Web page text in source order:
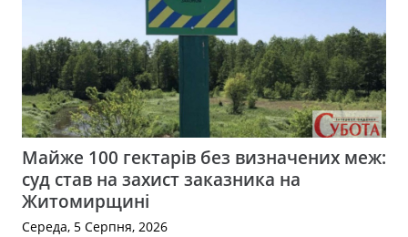
Майже 100 гектарів без визначених меж:
суд став на захист заказника на
Житомирщині
Середа, 5 Серпня, 2026